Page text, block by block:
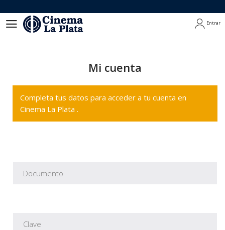
Entrar
Mi cuenta
Completa tus datos para acceder a tu cuenta en
Cinema La Plata .